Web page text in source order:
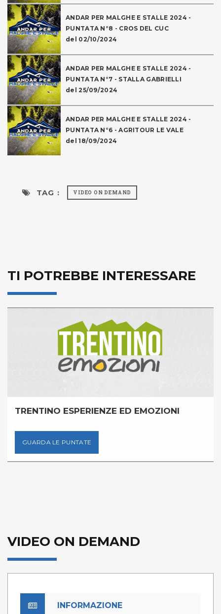
ANDAR PER MALGHE E STALLE 2024 -
PUNTATA N°8 - CROS DEL CUC
del 02/10/2024
ANDAR PER MALGHE E STALLE 2024 -
PUNTATA N°7 - STALLA GABRIELLI
del 25/09/2024
ANDAR PER MALGHE E STALLE 2024 -
PUNTATA N°6 - AGRITOUR LE VALE
del 18/09/2024
TAG : VIDEO ON DEMAND
TI POTREBBE INTERESSARE
TRENTINO ESPERIENZE ED EMOZIONI
GUARDA LE PUNTATE
VIDEO ON DEMAND
INFORMAZIONE